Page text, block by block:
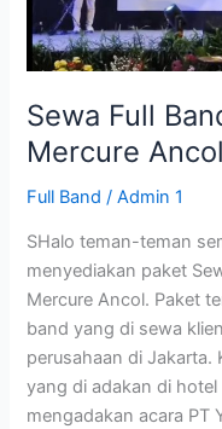
Sewa Full
Mercure Ancol
Full Band /Admin 1
SHalo teman-teman
menyediakan paket
Mercure Ancol. Paket
band yang di sewa
perusahaan di Jakarta.
yang di adakan di
mengadakan acara PT
Yakult
di
Mercure
Ancol